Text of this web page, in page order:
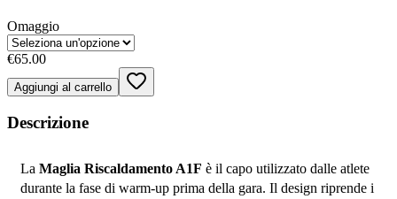
Omaggio
€65.00
Aggiungi al carrello
Descrizione
La Maglia Riscaldamento A1F è il capo utilizzato dalle atlete
durante la fase di warm-up prima della gara. Il design riprende i